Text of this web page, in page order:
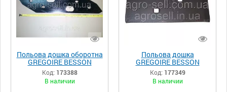
Польова дошка оборотна
GREGOIRE BESSON
173388
Код: 173388
В наличии
Польова дошка
GREGOIRE BESSON
177349
Код: 177349
В наличии